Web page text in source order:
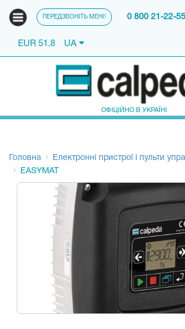
ПЕРЕДЗВОНІТЬ МЕНІ! 0 800 21-22-55
EUR 51.8 UA
ОФІЦІЙНО В УКРАЇНІ
Головна
Електронні пристрої і пульти
EASYMAT